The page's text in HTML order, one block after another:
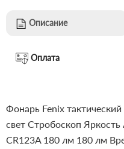
Описание
Оплата
Фонарь Fenix
свет Стробоскоп Яркость
CR123A 180 лм 180 лм